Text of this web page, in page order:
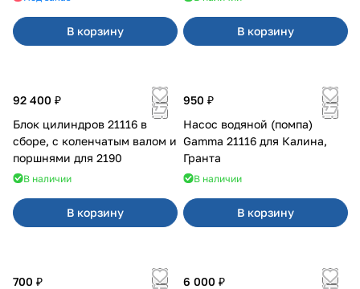
В корзину В корзину
92 400 ₽
Блок цилиндров 21116 в
сборе, с коленчатым валом и
поршнями для 2190
В наличии
В корзину
950 ₽
Насос водяной (помпа)
Gamma 21116 для Калина,
Гранта
В наличии
В корзину
700 ₽
6 000 ₽